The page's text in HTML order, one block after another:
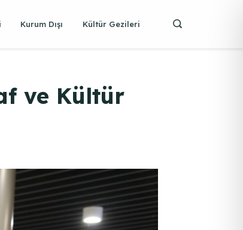
Kurum Dışı Kültür Gezileri
ve Kültür